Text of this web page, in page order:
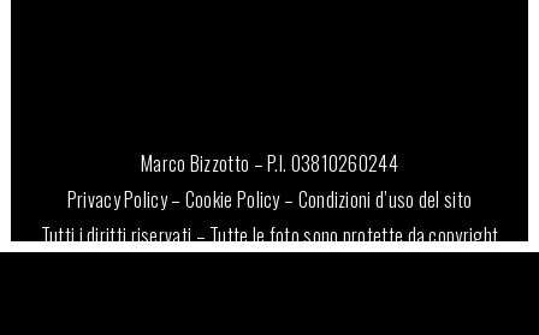
Marco Bizzotto – P.I. 03810260244
Privacy Policy– Cookie Policy– Condizioni d’uso del sito
Tutti i diritti riservati – Tutte le foto sono protette da copyright